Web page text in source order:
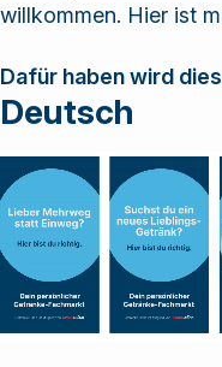
willkommen. Hier ist
Dafür haben wird
Deutsch